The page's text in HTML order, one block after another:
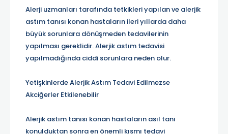
Alerji uzmanları tarafında tetkikleri yapılan ve alerjik
astım tanısı konan hastaların ileri yıllarda daha
büyük sorunlara dönüşmeden tedavilerinin
yapılması gereklidir. Alerjik astım tedavisi
yapılmadığında ciddi sorunlara neden olur.
Yetişkinlerde Alerjik Astım Tedavi Edilmezse
Akciğerler Etkilenebilir
Alerjik astım tanısı konan hastaların asıl tanı
konulduktan sonra en önemli kısmı tedavi